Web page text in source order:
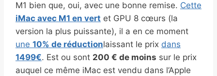
M1 bien que, oui, avec une bonne remise. Cette
iMac avec M1 en vert et GPU 8 cœurs (la
version la plus puissante), il a en ce moment
une 10% de réductionlaissant le prix dans
1499€. Est ou sont 200 € de moins sur le prix
auquel ce même iMac est vendu dans l’Apple